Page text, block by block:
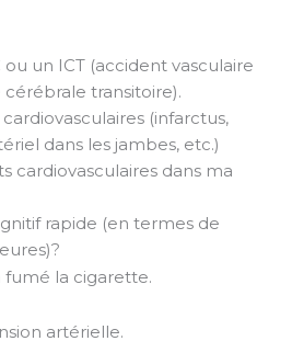
ou un ICT (accident vasculaire
transitoire).
(infarctus,
dans les jambes, etc.)
cardiovasculaires dans ma
rapide (en termes de
fumé la cigarette.
artérielle.